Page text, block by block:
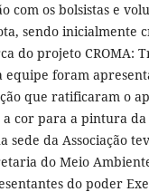
com os bolsistas e
sendo inicialmente
do projeto CROMA:
equipe foram
que ratificaram o
cor para a pintura da
sede da Associação
do Meio
do poder